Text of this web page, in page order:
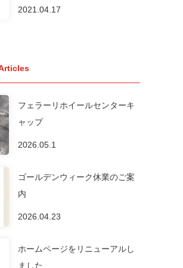
2021.04.17
フェラーリホイールセンターキ
ャップ
2026.05.1
ゴールデンウィーク休業のご案
内
2026.04.23
ホームページをリニューアルし
ました